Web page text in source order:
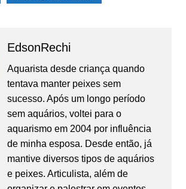
EdsonRechi
Aquarista desde criança quando
tentava manter peixes sem
sucesso. Após um longo período
sem aquários, voltei para o
aquarismo em 2004 por influência
de minha esposa. Desde então, já
mantive diversos tipos de aquários
e peixes. Articulista, além de